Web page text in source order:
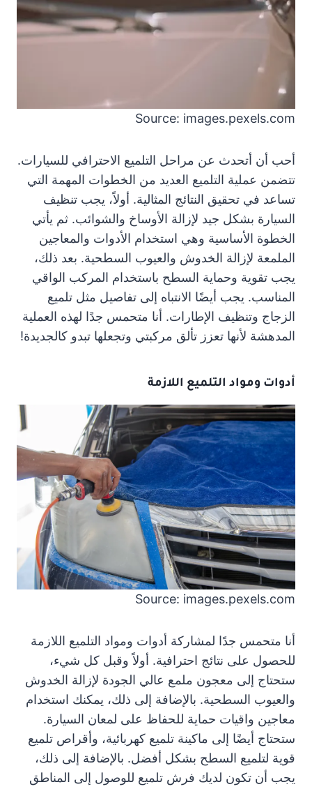
Source: images.pexels.com
أحب أن أتحدث عن مراحل التلميع الاحترافي للسيارات.
تتضمن عملية التلميع العديد من الخطوات المهمة التي
تساعد في تحقيق النتائج المثالية. أولاً، يجب تنظيف
السيارة بشكل جيد لإزالة الأوساخ والشوائب. ثم يأتي
الخطوة الأساسية وهي استخدام الأدوات والمعاجين
الملمعة لإزالة الخدوش والعيوب السطحية. بعد ذلك،
يجب تقوية وحماية السطح باستخدام المركب الواقي
المناسب. يجب أيضًا الانتباه إلى تفاصيل مثل تلميع
الزجاج وتنظيف الإطارات. أنا متحمس جدًا لهذه العملية
المدهشة لأنها تعزز تألق مركبتي وتجعلها تبدو كالجديدة!
أدوات ومواد التلميع اللازمة
Source: images.pexels.com
أنا متحمس جدًا لمشاركة أدوات ومواد التلميع اللازمة
للحصول على نتائج احترافية. أولاً وقبل كل شيء،
ستحتاج إلى معجون ملمع عالي الجودة لإزالة الخدوش
والعيوب السطحية. بالإضافة إلى ذلك، يمكنك استخدام
معاجين واقيات حماية للحفاظ على لمعان السيارة.
ستحتاج أيضًا إلى ماكينة تلميع كهربائية، وأقراص تلميع
قوية لتلميع السطح بشكل أفضل. بالإضافة إلى ذلك،
يجب أن تكون لديك فرش تلميع للوصول إلى المناطق